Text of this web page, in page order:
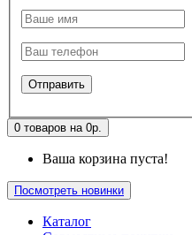
0 товаров на 0р.
Ваша корзина пуста!
Посмотреть новинки
Каталог